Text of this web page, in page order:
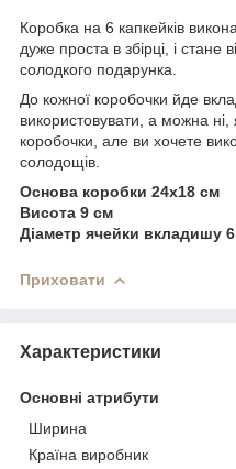
Коробка на 6 капкейків
дуже проста в збірці, і стане
солодкого подарунка.
До кожної коробочки йде
використовувати, а можна
коробочки, але ви хочете
солодощів.
Основа коробки 24х18 см
Висота 9 см
Діаметр ячейки вкладишу
Приховати
Характеристики
Основні атрибути
Ширина
Країна виробник